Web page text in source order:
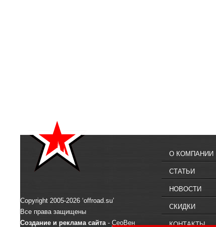
Copyright 2005-2026 ‘offroad.su’
Все права защищены
Создание и реклама сайта- СеоВен
О КОМПАНИИ
СТАТЬИ
НОВОСТИ
СКИДКИ
КОНТАКТЫ